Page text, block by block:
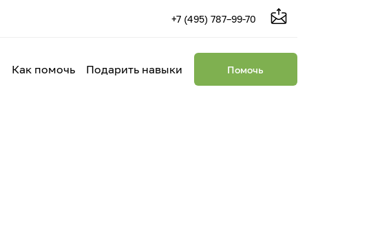
+7 (495) 787–99-70
Как помочь Подарить навыки Помочь